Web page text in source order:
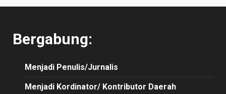
Bergabung:
Menjadi Penulis/Jurnalis
Menjadi Kordinator/ Kontributor Daerah